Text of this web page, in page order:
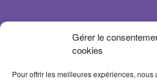
Gérer le
cookies
Pour offrir les meilleures expériences,